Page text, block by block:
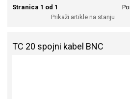
Stranica 1 od 1
Prikaži artikle na stanju
TC 20 spojni kabel BNC